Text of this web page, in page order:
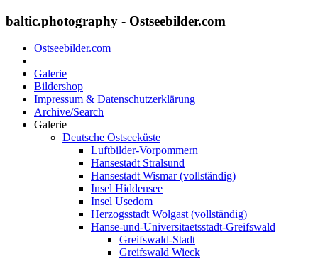
baltic.photography - Ostseebilder.com
Ostseebilder.com
Galerie
Bildershop
Impressum & Datenschutzerklärung
Archive/Search
Galerie
Deutsche Ostseeküste
Luftbilder-Vorpommern
Hansestadt Stralsund
Hansestadt Wismar (vollständig)
Insel Hiddensee
Insel Usedom
Herzogsstadt Wolgast (vollständig)
Hanse-und-Universitaetsstadt-Greifswald
Greifswald-Stadt
Greifswald Wieck